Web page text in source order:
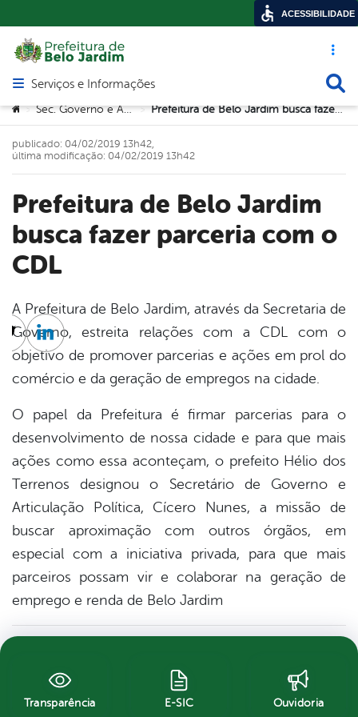
Acesso
Abrir menu principal de navegação
Serviços e Informações
Você está aqui:
> Sec. Governo e Articulação > Prefeitura de Belo Jardim busca fazer parceria com o CDL
Prefeitura de Belo Jardim
busca fazer parceria com o
CDL
publicado: 04/02/2019 13h42,
última modificação: 04/02/2019 13h42
A Prefeitura de Belo Jardim, através da Secretaria de
Governo, estreita relações com a CDL com o
objetivo de promover parcerias e ações em prol do
comércio e da geração de empregos na cidade.
O papel da Prefeitura é firmar parcerias para o
desenvolvimento de nossa cidade e para que mais
ações como essa aconteçam, o prefeito Hélio dos
Terrenos designou o Secretário de Governo e
Articulação Política, Cícero Nunes, a missão de
buscar aproximação com outros órgãos, em
especial com a iniciativa privada, para que mais
parceiros possam vir e colaborar na geração de
emprego e renda de Belo Jardim
Twitter
Linkedin
Transparência E-SIC Ouvidoria
ACESSIBILIDADE